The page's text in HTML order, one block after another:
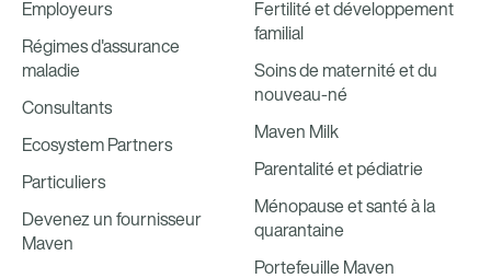
Employeurs
Régimes d'assurance
maladie
Consultants
Ecosystem Partners
Particuliers
Devenez un fournisseur
Maven
Fertilité et développement
familial
Soins de maternité et du
nouveau-né
Maven Milk
Parentalité et pédiatrie
Ménopause et santé à la
quarantaine
Portefeuille Maven